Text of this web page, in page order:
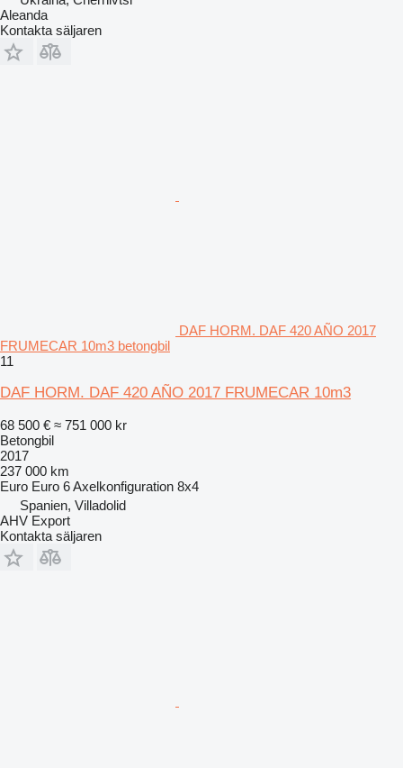
Aleanda
Kontakta säljaren
DAF HORM. DAF 420 AÑO 2017
FRUMECAR 10m3 betongbil
11
DAF HORM. DAF 420 AÑO 2017 FRUMECAR 10m3
68 500 € ≈ 751 000 kr
Betongbil
2017
237 000 km
Euro Euro 6Axelkonfiguration 8x4
Spanien, Villadolid
AHV Export
Kontakta säljaren